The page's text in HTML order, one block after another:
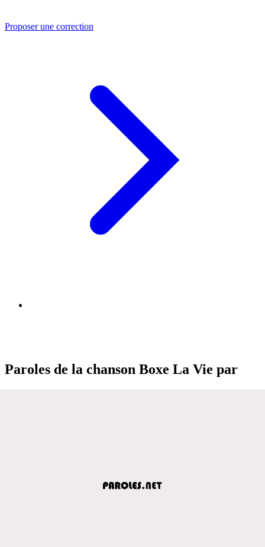
Proposer une correction
Paroles de la chanson Boxe La Vie par